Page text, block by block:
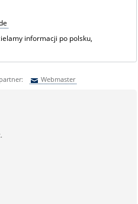
informacji po polsku,
Webmaster